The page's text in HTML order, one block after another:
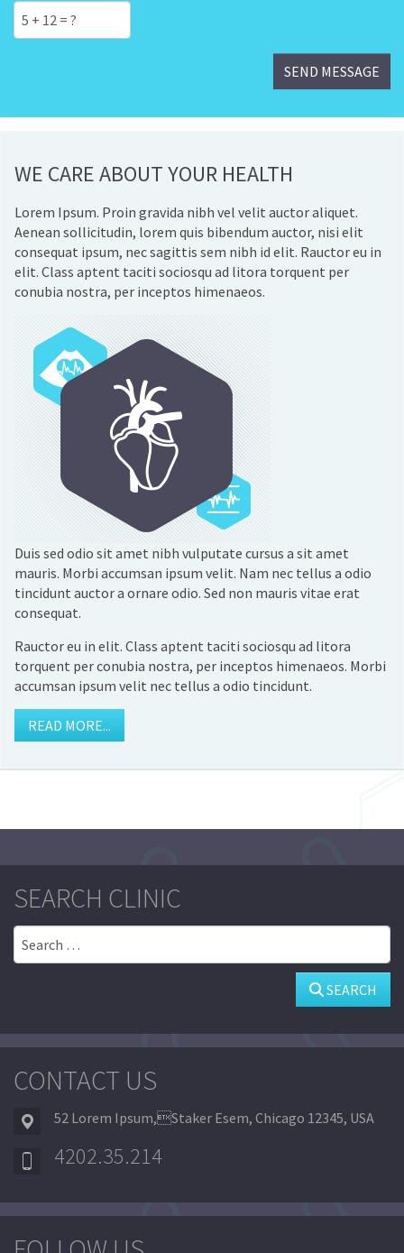
WE CARE ABOUT YOUR HEALTH
Lorem Ipsum. Proin gravida nibh vel velit auctor aliquet.
Aenean sollicitudin, lorem quis bibendum auctor, nisi elit
consequat ipsum, nec sagittis sem nibh id elit. Rauctor eu in
elit. Class aptent taciti sociosqu ad litora torquent per
conubia nostra, per inceptos himenaeos.
Duis sed odio sit amet nibh vulputate cursus a sit amet
mauris. Morbi accumsan ipsum velit. Nam nec tellus a odio
tincidunt auctor a ornare odio. Sed non mauris vitae erat
consequat.
Rauctor eu in elit. Class aptent taciti sociosqu ad litora
torquent per conubia nostra, per inceptos himenaeos. Morbi
accumsan ipsum velit nec tellus a odio tincidunt.
READ MORE...
SEARCH CLINIC
Search
SEARCH
CONTACT US
52 Lorem Ipsum,Staker Esem, Chicago 12345, USA
4202.35.214